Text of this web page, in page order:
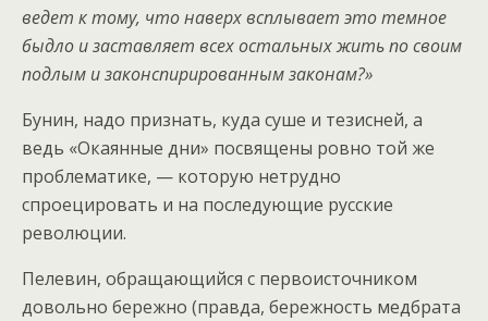
ведет к тому, что наверх всплывает это темное
быдло и заставляет всех остальных жить по своим
подлым и законспирированным законам?»
Бунин, надо признать, куда суше и тезисней, а
ведь «Окаянные дни» посвящены ровно той же
проблематике, — которую нетрудно
спроецировать и на последующие русские
революции.
Пелевин, обращающийся с первоисточником
довольно бережно (правда, бережность медбрата